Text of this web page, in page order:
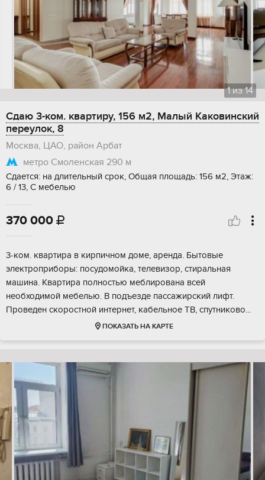
1из14
Сдаю 3-ком. квартиру, 156 м2, Малый Каковинский
переулок, 8
Москва, ЦАО, район Арбат
метро Смоленская 290 м
Сдается: на длительный срок, Общая площадь: 156 м2, Этаж:
6 / 13, С мебелью
370 000 
3-ком. квартира в кирпичном доме, аренда. Бытовые
электроприборы: посудомойка, телевизор, стиральная
машина. Квартира полностью меблирована всей
необходимой мебелью. В подъезде пассажирский лифт.
Проведен скоростной интернет, кабельное ТВ, спутниково...
ПОКАЗАТЬ НА КАРТЕ